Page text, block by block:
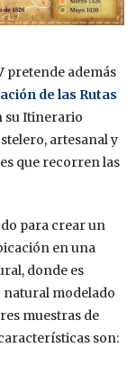
pretende además
de las Rutas
su Itinerario
artesanal y
que recorren las
para crear un
en una
donde es
modelado
muestras de
son: